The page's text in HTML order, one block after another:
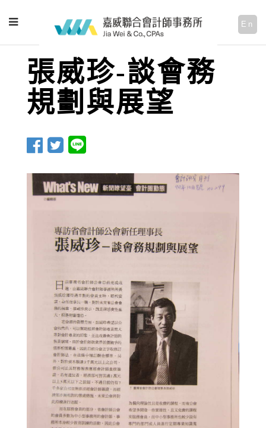
En
張威珍-談會務
規劃與展望